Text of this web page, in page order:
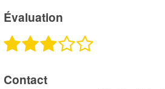
Évaluation
Contact